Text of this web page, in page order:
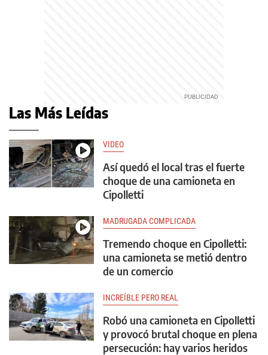
Las Más Leídas
VIDEO
Así quedó el local tras el fuerte
choque de una camioneta en
Cipolletti
MADRUGADA COMPLICADA
Tremendo choque en Cipolletti:
una camioneta se metió dentro
de un comercio
INCREÍBLE PERO REAL
Robó una camioneta en Cipolletti
y provocó brutal choque en plena
persecución: hay varios heridos